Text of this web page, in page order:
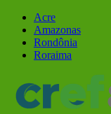
para
conteúdo
Facebook
Instagram
Acre
Amazonas
Rondônia
Roraima